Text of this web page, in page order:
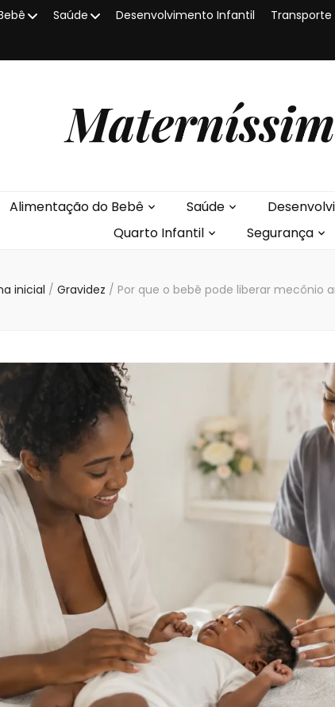
Saúde Desenvolvimento Infantil Transporte
Alimentação do Bebê Saúde
Quarto Infantil
Segurança
inicial / Gravidez / Por que o bebê pode liberar mecônio